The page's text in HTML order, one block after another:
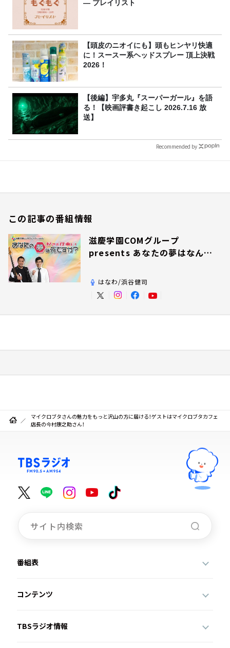
― プレイリスト
【頭皮のニオイにも】頭もヒンヤリ快適
に！スースー系ヘッドスプレー 頂上決戦
2026！
【後編】宇多丸『スーパーガール』を語
る！【映画評書き起こし 2026.7.16 放
送】
Recommended by
この記事の番組情報
滋慶学園COMグループ
presents あなたの夢はなんで
はなわ/浜谷健司
マイクロブタさんの魅力をもっと沢山の方に届ける！ゲストはマイクロブタカフェ
店長の今村康之助さん！
番組表
コンテンツ
TBSラジオ情報